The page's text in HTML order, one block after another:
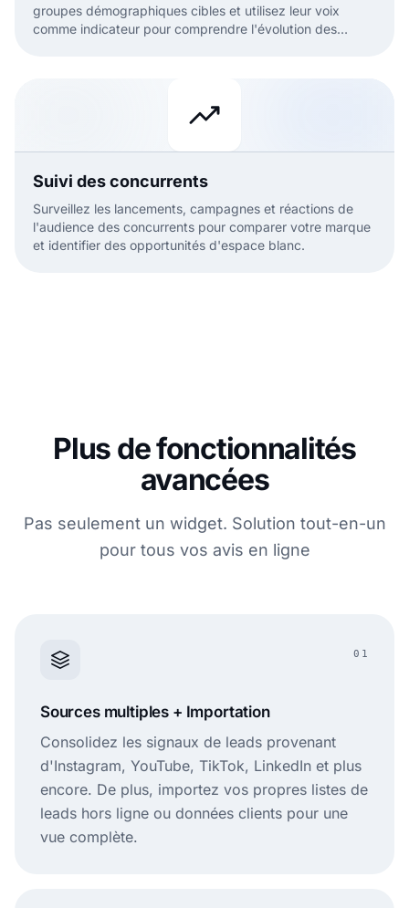
groupes démographiques cibles et utilisez leur voix
comme indicateur pour comprendre l'évolution des
Suivi des concurrents
Surveillez les lancements, campagnes et réactions de
l'audience des concurrents pour comparer votre marque
et identifier des opportunités d'espace blanc.
Plus de fonctionnalités
avancées
Pas seulement un widget. Solution tout-en-un
pour tous vos avis en ligne
01
Sources multiples + Importation
Consolidez les signaux de leads provenant
d'Instagram, YouTube, TikTok, LinkedIn et plus
encore. De plus, importez vos propres listes de
leads hors ligne ou données clients pour une
vue complète.